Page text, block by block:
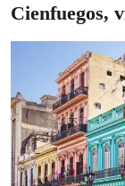
Cienfuegos,